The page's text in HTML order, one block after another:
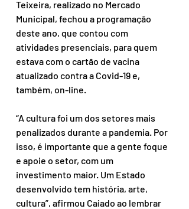
Teixeira, realizado no Mercado
Municipal, fechou a programação
deste ano, que contou com
atividades presenciais, para quem
estava com o cartão de vacina
atualizado contra a Covid-19 e,
também, on-line.
“A cultura foi um dos setores mais
penalizados durante a pandemia. Por
isso, é importante que a gente foque
e apoie o setor, com um
investimento maior. Um Estado
desenvolvido tem história, arte,
cultura”, afirmou Caiado ao lembrar